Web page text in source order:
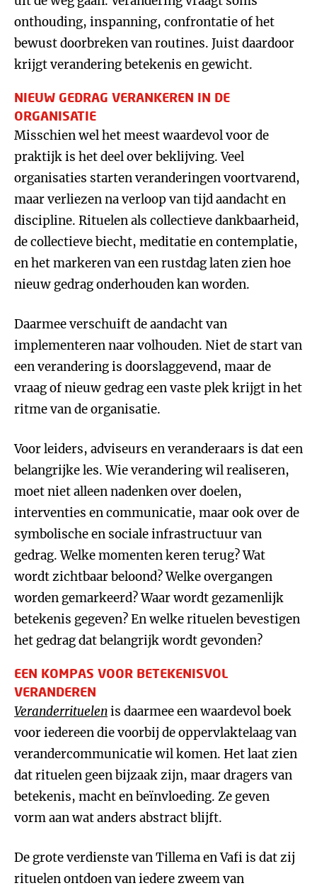
onthouding, inspanning, confrontatie of het
bewust doorbreken van routines. Juist daardoor
krijgt verandering betekenis en gewicht.
NIEUW GEDRAG VERANKEREN IN DE
ORGANISATIE
Misschien wel het meest waardevol voor de
praktijk is het deel over beklijving. Veel
organisaties starten veranderingen voortvarend,
maar verliezen na verloop van tijd aandacht en
discipline. Rituelen als collectieve dankbaarheid,
de collectieve biecht, meditatie en contemplatie,
en het markeren van een rustdag laten zien hoe
nieuw gedrag onderhouden kan worden.
Daarmee verschuift de aandacht van
implementeren naar volhouden. Niet de start van
een verandering is doorslaggevend, maar de
vraag of nieuw gedrag een vaste plek krijgt in het
ritme van de organisatie.
Voor leiders, adviseurs en veranderaars is dat een
belangrijke les. Wie verandering wil realiseren,
moet niet alleen nadenken over doelen,
interventies en communicatie, maar ook over de
symbolische en sociale infrastructuur van
gedrag. Welke momenten keren terug? Wat
wordt zichtbaar beloond? Welke overgangen
worden gemarkeerd? Waar wordt gezamenlijk
betekenis gegeven? En welke rituelen bevestigen
het gedrag dat belangrijk wordt gevonden?
EEN KOMPAS VOOR BETEKENISVOL
VERANDEREN
Veranderrituelenis daarmee een waardevol boek
voor iedereen die voorbij de oppervlaktelaag van
verandercommunicatie wil komen. Het laat zien
dat rituelen geen bijzaak zijn, maar dragers van
betekenis, macht en beïnvloeding. Ze geven
vorm aan wat anders abstract blijft.
De grote verdienste van Tillema en Vafi is dat zij
rituelen ontdoen van iedere zweem van